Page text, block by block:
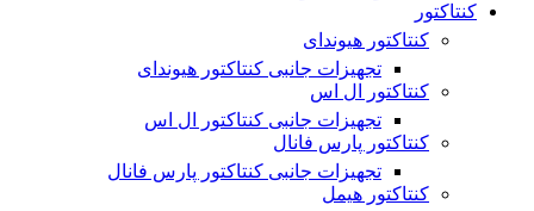
کنتاکتور
کنتاکتور هیوندای
تجهیزات جانبی کنتاکتور هیوندای
کنتاکتور ال اس
تجهیزات جانبی کنتاکتور ال اس
کنتاکتور پارس فانال
تجهیزات جانبی کنتاکتور پارس فانال
کنتاکتور هیمل